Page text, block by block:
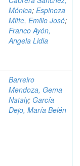
Mónica; Espinoza
Mitte, Emilio José;
Franco Ayón,
Angela Lidia
Barreiro
Mendoza, Gema
Nataly; García
Dejo, María Belén